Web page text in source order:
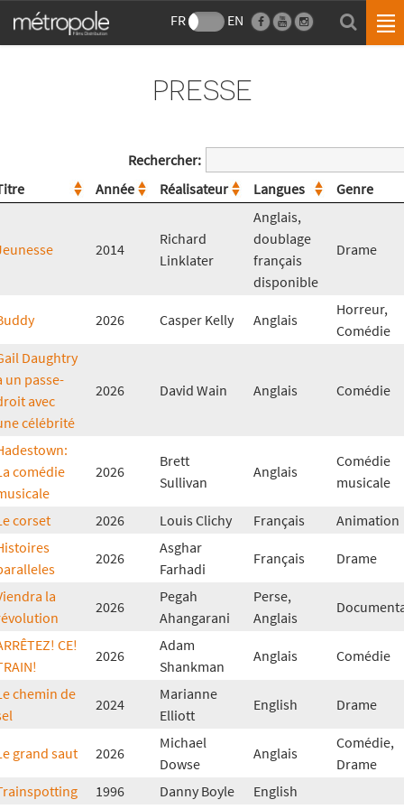
FR EN
PRESSE
Rechercher:
Année Réalisateur Langues Genre
2014
Richard
Linklater
Anglais,
doublage
français
disponible
Drame
2026 Casper Kelly Anglais
Horreur,
Comédie
Daughtry
un passe-
avec
célébrité
2026 David Wain Anglais Comédie
comédie
2026
Brett
Sullivan
Anglais
Comédie
musicale
corset 2026 Louis Clichy Français
Animation
2026
Asghar
Farhadi
Français Drame
la
2026
Pegah
Ahangarani
Perse,
Anglais
CE!
2026
Adam
Shankman
Anglais Comédie
chemin de
2024
Marianne
Elliott
English Drame
grand saut 2026
Michael
Dowse
Anglais
Comédie,
Drame
1996 Danny Boyle English